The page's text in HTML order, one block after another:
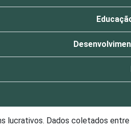
lucrativos. Dados coletados